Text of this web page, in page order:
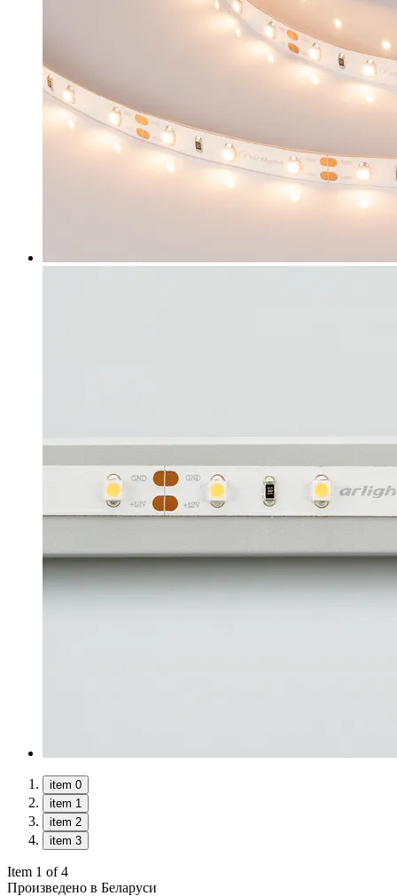
item 0
item 1
item 2
item 3
Item 1 of 4
Произведено в Беларуси